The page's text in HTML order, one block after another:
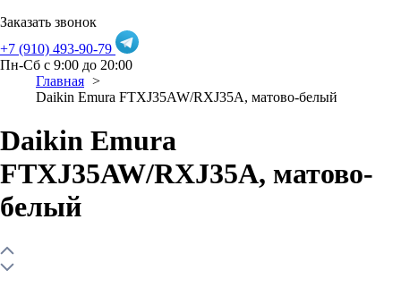
Заказать звонок
+7 (910) 493-90-79
Пн-Сб с 9:00 до 20:00
Главная
Daikin Emura FTXJ35AW/RXJ35A, матово-белый
Daikin Emura
FTXJ35AW/RXJ35A, матово-
белый